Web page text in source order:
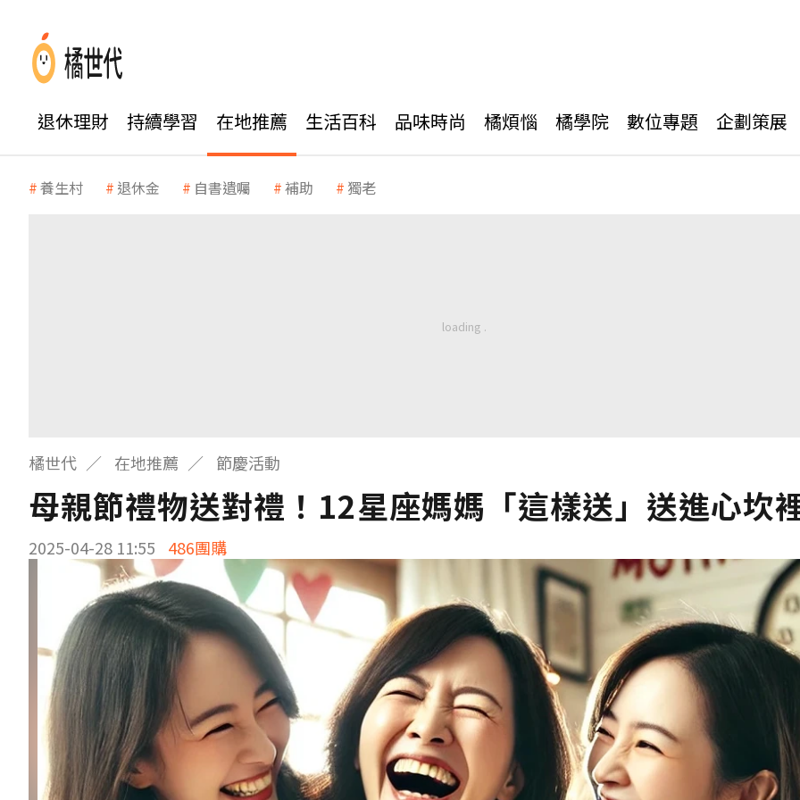
退休理財 持續學習 在地推薦 生活百科 品味時尚 橘煩惱 橘學院 數位專題 企劃策展
養生村 退休金 自書遺囑 補助 獨老
橘世代 在地推薦 節慶活動
母親節禮物送對禮！12星座媽媽「這樣送」送進心坎
2025-04-28 11:55 486團購